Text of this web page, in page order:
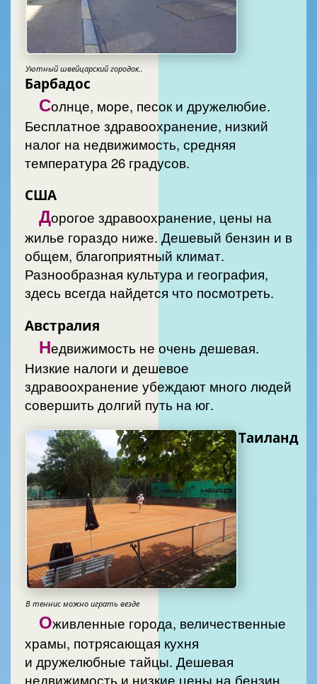
Уютный швейцарский городок..
Барбадос
Солнце, море, песок и дружелюбие.
Бесплатное здравоохранение, низкий
налог на недвижимость, средняя
температура 26 градусов.
США
Дорогое здравоохранение, цены на
жилье гораздо ниже. Дешевый бензин и в
общем, благоприятный климат.
Разнообразная культура и география,
здесь всегда найдется что посмотреть.
Австралия
Недвижимость не очень дешевая.
Низкие налоги и дешевое
здравоохранение убеждают много людей
совершить долгий путь на юг.
В теннис можно играть везде
Таиланд
Оживленные города, величественные
храмы, потрясающая кухня
и дружелюбные тайцы. Дешевая
недвижимость и низкие цены на бензин.